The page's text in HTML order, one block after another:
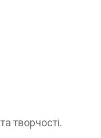
творчості.